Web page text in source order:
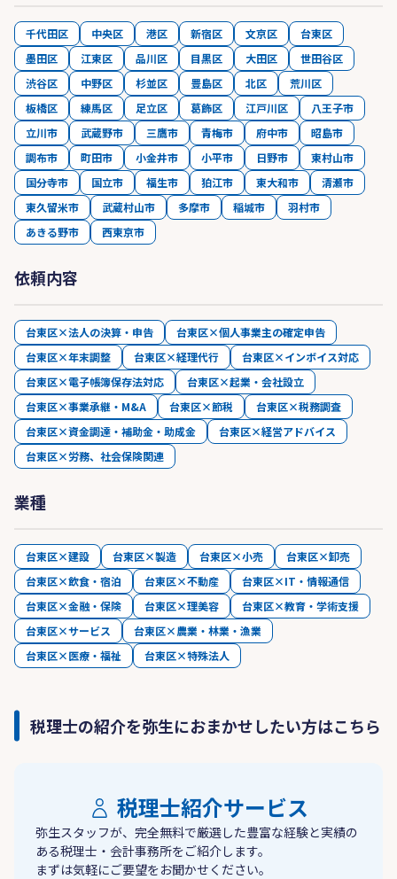
千代田区 中央区 港区 新宿区 文京区
台東区
墨田区
江東区 品川区 目黒区 大田区
世田谷区
渋谷区
中野区 杉並区 豊島区 北区
荒川区
板橋区
練馬区 足立区 葛飾区 江戸川区
八王子市
立川市
武蔵野市 三鷹市 青梅市 府中市
昭島市
調布市
町田市 小金井市 小平市 日野市
東村山市
国分寺市
国立市 福生市 狛江市 東大和市
清瀬市
東久留米市
武蔵村山市 多摩市 稲城市
羽村市
あきる野市
西東京市
依頼内容
台東区×法人の決算・申告
台東区×個人事業主の確定申告
台東区×年末調整
台東区×経理代行
台東区×インボイス対応
台東区×電子帳簿保存法対応
台東区×起業・会社設立
台東区×事業承継・M&A
台東区×節税
台東区×税務調査
台東区×資金調達・補助金・助成金
台東区×経営アドバイス
台東区×労務、社会保険関連
業種
台東区×建設 台東区×製造 台東区×小売
台東区×卸売
台東区×飲食・宿泊
台東区×不動産
台東区×IT・情報通信
台東区×金融・保険
台東区×理美容
台東区×教育・学術支援
台東区×サービス
台東区×農業・林業・漁業
台東区×医療・福祉
台東区×特殊法人
税理士の紹介を弥生におまかせしたい方はこちら
税理士紹介サービス
弥生スタッフが、完全無料で厳選した豊富な経験と実績の
ある税理士・会計事務所をご紹介します。
まずは気軽にご要望をお聞かせください。